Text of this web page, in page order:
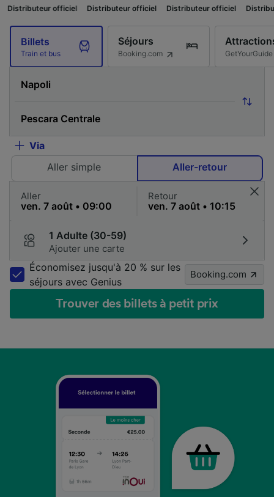
officiel Distributeur officiel Distributeur officiel Distributeur officiel
Billets
Train et bus
Séjours
Booking.com GetYourGuide
Via
Aller simple
Aller-retour
Aller Retour
1 Adulte (30-59)
Ajouter une carte
Économisez jusqu'à 20 % sur les
séjours avec Genius
Booking.com
Trouver des billets à petit prix